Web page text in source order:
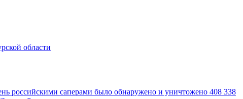
области
российскими саперами было обнаружено и уничтожено 408 338